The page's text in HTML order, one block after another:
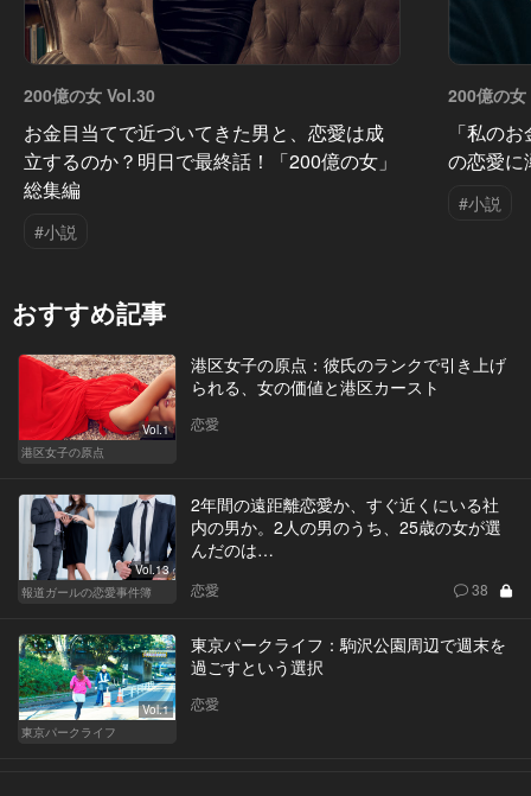
200億の女 Vol.30
お金目当てで近づいてきた男と、恋愛は成
立するのか？明日で最終話！「200億の女」
総集編
#小説
200億の
「私の
の恋愛に
#小説
おすすめ記事
Vol.1
港区女子の原点
港区女子の原点：彼氏のランクで引き上げ
られる、女の価値と港区カースト
恋愛
Vol.13
報道ガールの恋愛事件簿
2年間の遠距離恋愛か、すぐ近くにいる社
内の男か。2人の男のうち、25歳の女が選
んだのは…
恋愛 38
Vol.1
東京パークライフ
東京パークライフ：駒沢公園周辺で週末を
過ごすという選択
恋愛